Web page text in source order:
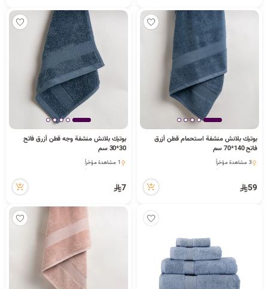
بوتيك بلانش منشفة استحمام قطن أزرق
فاتح 140*70 سم
3 مشاهدة مؤخراً
59
بوتيك بلانش منشفة وجه قطن أزرق فاتح
30*30 سم
1 مشاهدة مؤخراً
7